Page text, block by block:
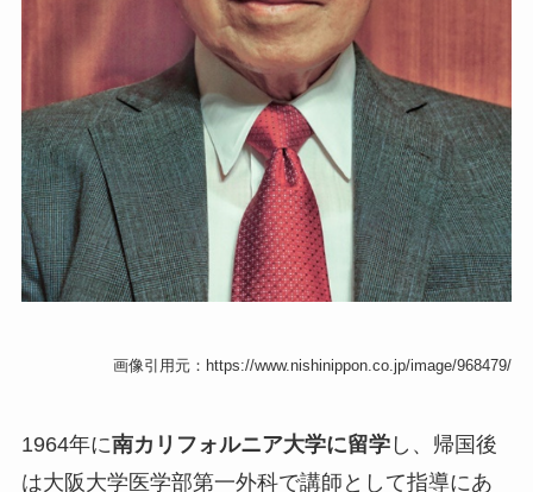
画像引用元：https://www.nishinippon.co.jp/image/968479/
1964年に南カリフォルニア大学に留学し、帰国後
は大阪大学医学部第一外科で講師として指導にあ